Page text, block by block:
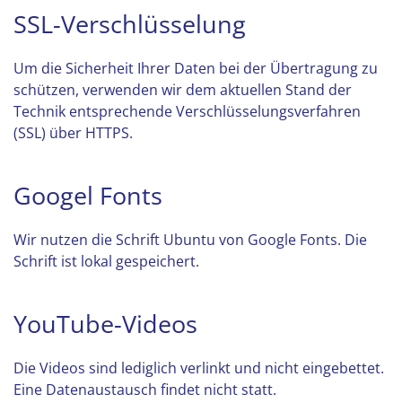
SSL-Verschlüsselung
Um die Sicherheit Ihrer Daten bei der Übertragung zu
schützen, verwenden wir dem aktuellen Stand der
Technik entsprechende Verschlüsselungsverfahren
(SSL) über HTTPS.
Googel Fonts
Wir nutzen die Schrift Ubuntu von Google Fonts. Die
Schrift ist lokal gespeichert.
YouTube-Videos
Die Videos sind lediglich verlinkt und nicht eingebettet.
Eine Datenaustausch findet nicht statt.